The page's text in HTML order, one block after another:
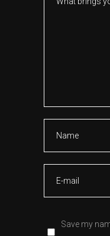
Save my